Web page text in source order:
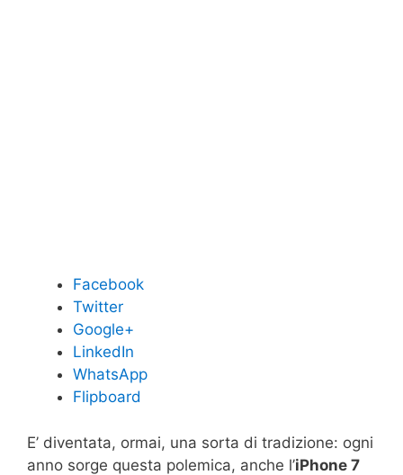
Facebook
Twitter
Google+
LinkedIn
WhatsApp
Flipboard
E’ diventata, ormai, una sorta di tradizione: ogni
anno sorge questa polemica, anche l’iPhone 7